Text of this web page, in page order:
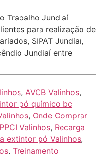
Trabalho Jundiaí
para realização de
SIPAT Jundiaí,
Jundiaí entre
, AVCB Valinhos,
pó químico bc
, Onde Comprar
PPCI Valinhos, Recarga
extintor pó Valinhos,
, Treinamento